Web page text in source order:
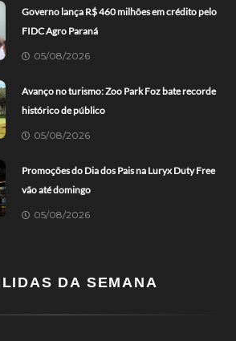
Governo lança R$ 460 milhões em crédito pelo
FIDC Agro Paraná
05/08/2026
Avanço no turismo: Zoo Park Foz bate recorde
histórico de público
05/08/2026
Promoções do Dia dos Pais na Luryx Duty Free
vão até domingo
05/08/2026
DA SEMANA